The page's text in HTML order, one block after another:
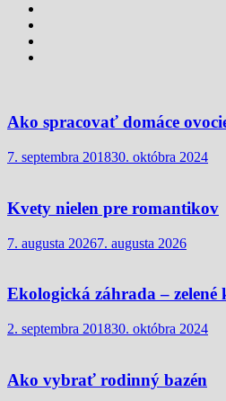
Ako spracovať domáce
7. septembra 201830. októbra 2024
Kvety nielen pre romantikov
7. augusta 20267. augusta 2026
Ekologická záhrada –
2. septembra 201830. októbra 2024
Ako vybrať rodinný bazén